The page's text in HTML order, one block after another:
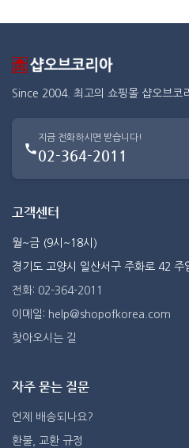
Since 2004. 최고의 쇼핑몰 샵오브코
지금 전화하시면 받습니다!
02-364-2011
고객센터
월~금 (9시~18시)
경기도 고양시 일산서구 주화로 42 주
전화: 02-364-2011
이메일: help@shopofkorea.com
찾아오시는 길
자주 묻는 질문
언제 배송되나요?
환불, 교환 규정